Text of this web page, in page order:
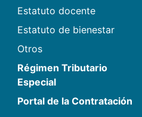
Estatuto docente
Estatuto de bienestar
Otros
Régimen Tributario
Especial
Portal de la Contratación